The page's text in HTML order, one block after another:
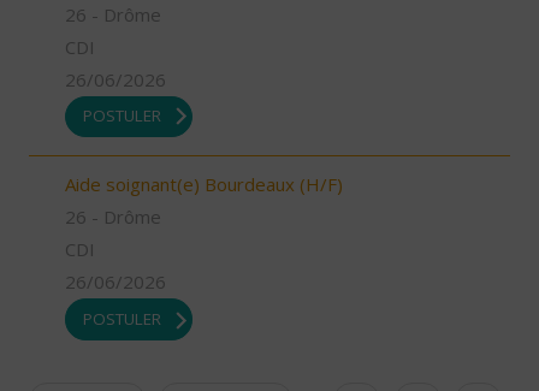
26 - Drôme
CDI
26/06/2026
POSTULER
Aide soignant(e) Bourdeaux (H/F)
26 - Drôme
CDI
26/06/2026
POSTULER